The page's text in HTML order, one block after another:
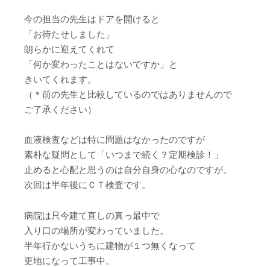
今の担当の先生はドアを開けると
「お待たせしました」
朗らかに迎えてくれて
「何か変わったことはないですか」と
きいてくれます。
（＊前の先生と比較しているのではありませんので
ご了承ください）
血液検査などは特に問題はなかったのですが
素朴な疑問として「いつまで続く？定期検診！」
止めると心配と思うのは自分自身の心なのですが。
次回は半年後にＣＴ検査です。
病院は只今建て直しの真っ最中で
入り口の場所が変わっていました。
半年行かないうちに建物が１つ無くなって
更地になって工事中。